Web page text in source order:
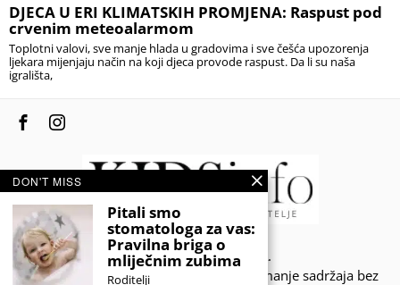
DJECA U ERI KLIMATSKIH PROMJENA: Raspust pod
crvenim meteoalarmom
Toplotni valovi, sve manje hlada u gradovima i sve češća upozorenja
ljekara mijenjaju način na koji djeca provode raspust. Da li su naša
igrališta,
© 2020 - KIDSINFO.BA.
Sva prava zadržana. Zabranjeno preuzimanje sadržaja bez
DON'T MISS
Pitali smo
stomatologa za vas:
Pravilna briga o
mliječnim zubima
Roditelji